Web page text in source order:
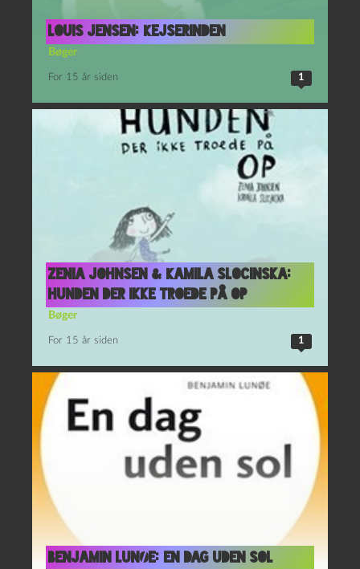
Louis Jensen: Kejserinden
Bøger
For 15 år siden 1
Zenia Johnsen & Kamila Slocinska:
Hunden der ikke troede på OP
Bøger
For 15 år siden 1
Benjamin Lunøe: En dag uden sol